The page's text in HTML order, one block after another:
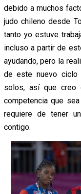
debido a muchos
judo chileno desde
tanto yo estuve
incluso a partir de
ayudando, pero la
de este nuevo
solos, así que
competencia que
requiere de tener
contigo.